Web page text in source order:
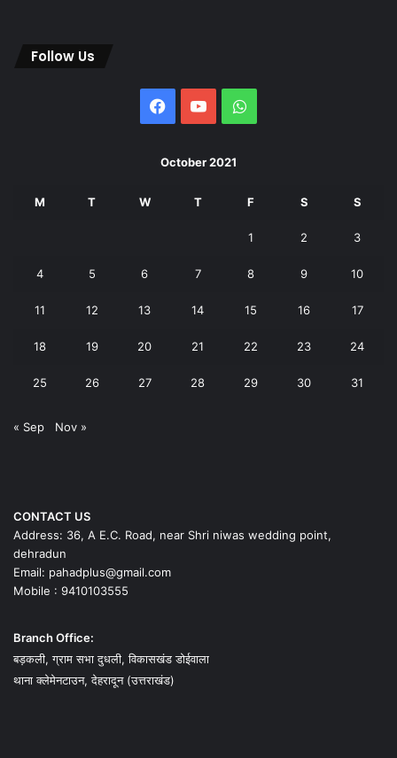
Follow Us
FacebookYouTubeWhatsApp
October 2021
M T W T F S S
1 2 3
4 5 6 7 8 9 10
11 12 13 14 15 16 17
18 19 20 21 22 23 24
25 26 27 28 29 30 31
« Sep Nov »
CONTACT US
Address: 36, A E.C. Road, near Shri niwas wedding point,
dehradun
Email: pahadplus@gmail.com
Mobile : 9410103555
Branch Office:
बड़कली, ग्राम सभा दुधली, विकासखंड डोईवाला
थाना क्लेमेनटाउन, देहरादून (उत्तराखंड)